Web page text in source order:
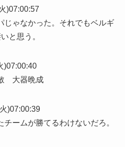
)07:00:57
じゃなかった。それでもベルギ
と思う。
)07:00:40
大器晩成
)07:00:39
ームが勝てるわけないだろ。